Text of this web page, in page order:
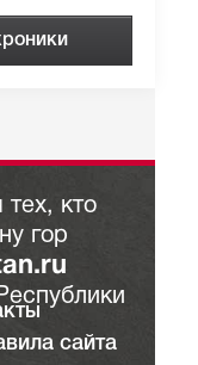
кто
гор
сайта